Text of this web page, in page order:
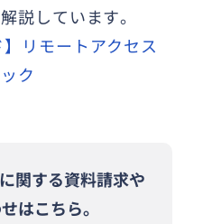
説しています。
】リモートアクセス
ク
関する資料請求や
はこちら。